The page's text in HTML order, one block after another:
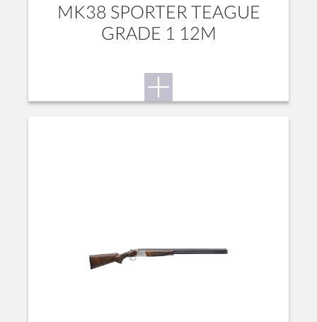
MK38 SPORTER TEAGUE
GRADE 1 12M